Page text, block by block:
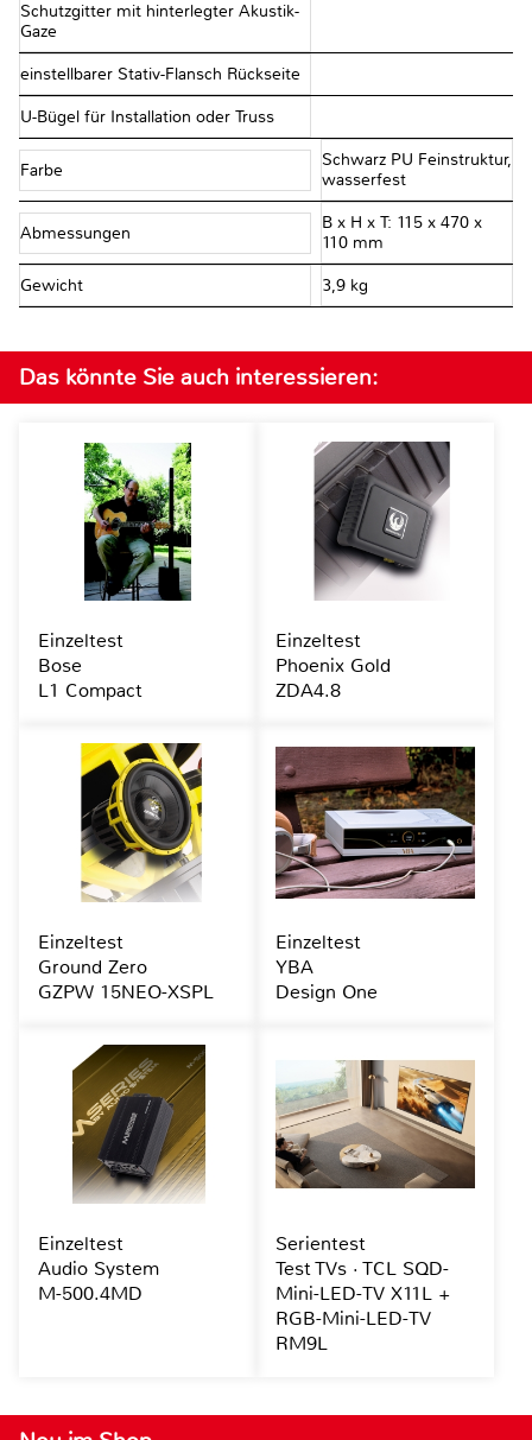
Schutzgitter mit hinterlegter Akustik-
Gaze
einstellbarer Stativ-Flansch Rückseite
U-Bügel für Installation oder Truss
Farbe
Schwarz PU Feinstruktur,
wasserfest
Abmessungen
B x H x T: 115 x 470 x
110 mm
Gewicht 3,9 kg
Das könnte Sie auch interessieren:
Einzeltest
Bose
L1 Compact
Einzeltest
Phoenix Gold
ZDA4.8
Einzeltest
Ground Zero
GZPW 15NEO-XSPL
Einzeltest
YBA
Design One
Einzeltest
Audio System
M-500.4MD
Serientest
Test TVs · TCL SQD-
Mini-LED-TV X11L +
RGB-Mini-LED-TV
RM9L